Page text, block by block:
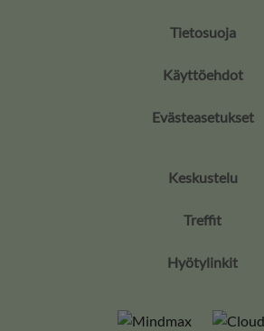
Tietosuoja
Käyttöehdot
Evästeasetukset
Keskustelu
Treffit
Hyötylinkit